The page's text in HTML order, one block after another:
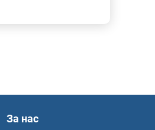
За нас